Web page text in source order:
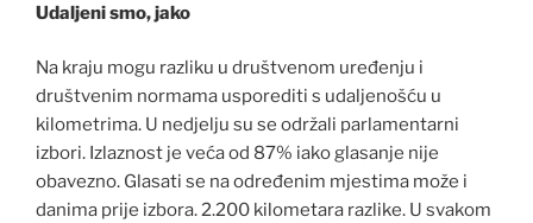
Udaljeni smo, jako
Na kraju mogu razliku u društvenom uređenju i
društvenim normama usporediti s udaljenošću u
kilometrima. U nedjelju su se održali parlamentarni
izbori. Izlaznost je veća od 87% iako glasanje nije
obavezno. Glasati se na određenim mjestima može i
danima prije izbora. 2.200 kilometara razlike. U svakom